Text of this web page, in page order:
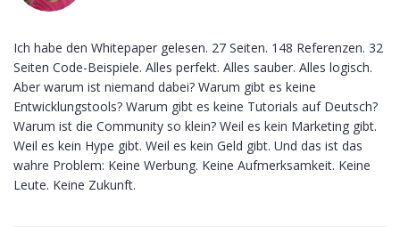
Ich habe den Whitepaper gelesen. 27 Seiten. 148 Referenzen. 32
Seiten Code-Beispiele. Alles perfekt. Alles sauber. Alles logisch.
Aber warum ist niemand dabei? Warum gibt es keine
Entwicklungstools? Warum gibt es keine Tutorials auf Deutsch?
Warum ist die Community so klein? Weil es kein Marketing gibt.
Weil es kein Hype gibt. Weil es kein Geld gibt. Und das ist das
wahre Problem: Keine Werbung. Keine Aufmerksamkeit. Keine
Leute. Keine Zukunft.